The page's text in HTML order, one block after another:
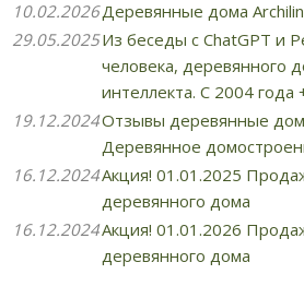
10.02.2026Деревянные дома
29.05.2025Из беседы с ChatGPT и
человека, деревянного
интеллекта. С 2004
19.12.2024Отзывы деревянные
Деревянное
16.12.2024Акция! 01.01.2025
деревянного дома
16.12.2024Акция! 01.01.2026
деревянного дома